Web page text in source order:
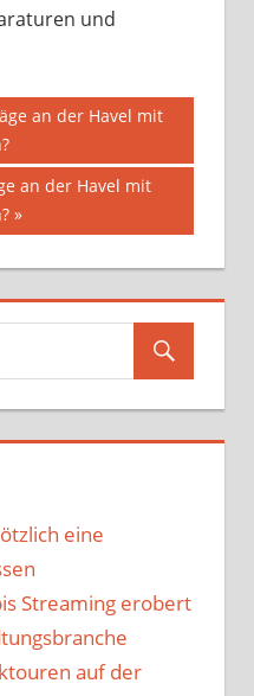
und
an der Havel mit
an der Havel mit
eine
Streaming erobert
auf der